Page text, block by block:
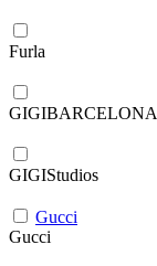
Furla
GIGIBARCELONA
GIGIStudios
Gucci
Gucci